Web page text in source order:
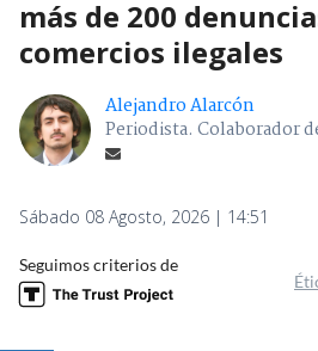
más de 200
comercios ilegales
Alejandro Alarcón
Periodista. Colaborador
Sábado 08 Agosto, 2026 | 14:51
Seguimos criterios de